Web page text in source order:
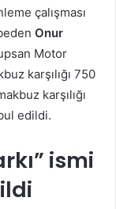
çalışması
Onur
Motor
karşılığı 750
karşılığı
edildi.
ismi